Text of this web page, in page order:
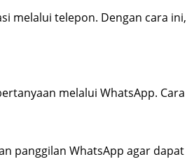
melalui telepon. Dengan cara
melalui WhatsApp.
panggilan WhatsApp agar